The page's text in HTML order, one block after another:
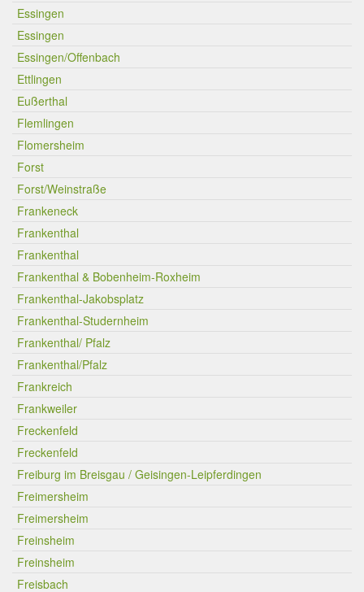
Essingen
Essingen
Essingen/Offenbach
Ettlingen
Eußerthal
Flemlingen
Flomersheim
Forst
Forst/Weinstraße
Frankeneck
Frankenthal
Frankenthal
Frankenthal & Bobenheim-Roxheim
Frankenthal-Jakobsplatz
Frankenthal-Studernheim
Frankenthal/ Pfalz
Frankenthal/Pfalz
Frankreich
Frankweiler
Freckenfeld
Freckenfeld
Freiburg im Breisgau / Geisingen-Leipferdingen
Freimersheim
Freimersheim
Freinsheim
Freinsheim
Freisbach